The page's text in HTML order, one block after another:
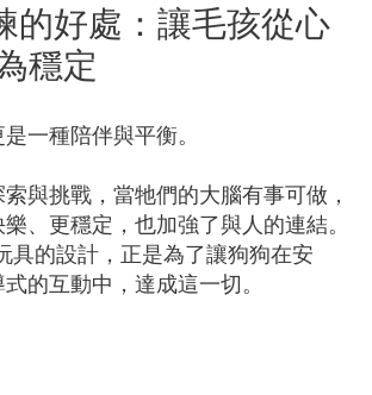
的好處：讓毛孩從心
穩定
一種陪伴與平衡。
與挑戰，當牠們的大腦有事可做，
、更穩定，也加強了與人的連結。
的設計，正是為了讓狗狗在安
的互動中，達成這一切。